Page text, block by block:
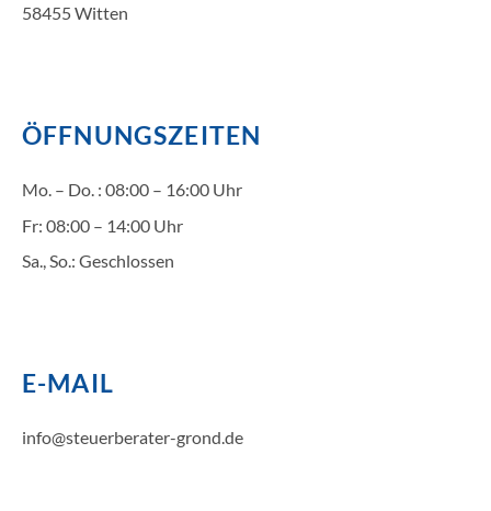
58455 Witten
ÖFFNUNGSZEITEN
Mo. – Do. : 08:00 – 16:00 Uhr
Fr: 08:00 – 14:00 Uhr
Sa., So.: Geschlossen
E-MAIL
info@steuerberater-grond.de